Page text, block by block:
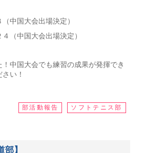
中国大会出場決定）
（中国大会出場決定）
中国大会でも練習の成果が発揮でき
い！
部活動報告 ソフトテニス部
】